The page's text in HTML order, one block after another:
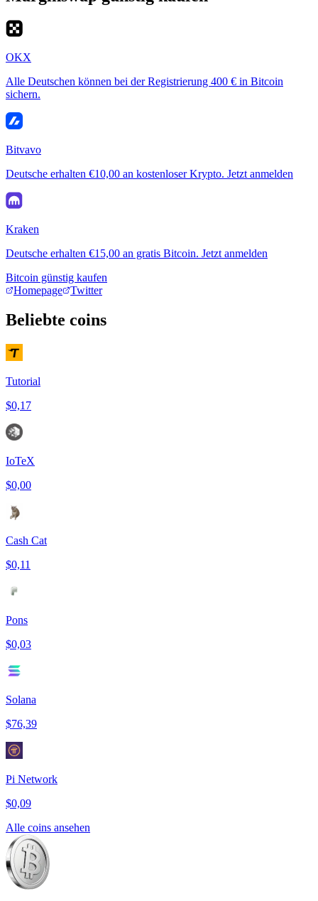
OKX
Alle Deutschen können bei der Registrierung 400 € in Bitcoin
sichern.
Bitvavo
Deutsche erhalten €10,00 an kostenloser Krypto. Jetzt anmelden
Kraken
Deutsche erhalten €15,00 an gratis Bitcoin. Jetzt anmelden
Bitcoin günstig kaufen
Homepage
Twitter
Beliebte coins
Tutorial
$0,17
IoTeX
$0,00
Cash Cat
$0,11
Pons
$0,03
Solana
$76,39
Pi Network
$0,09
Alle coins ansehen